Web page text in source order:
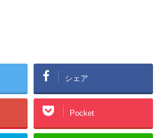
シェア
Pocket